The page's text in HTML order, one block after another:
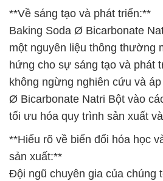
**Về sáng tạo và phát triển:**
Baking Soda Ø Bicarbonate
một nguyên liệu thông thường
hứng cho sự sáng tạo và phát
không ngừng nghiên cứu và
Ø Bicarbonate Natri Bột vào
tối ưu hóa quy trình sản xuất
**Hiểu rõ về biến đổi hóa học
sản xuất:**
Đội ngũ chuyên gia của chúng